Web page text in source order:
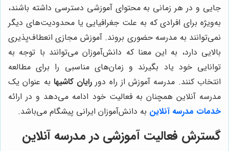
جایی و در هر زمانی به محتوای آموزشی دسترسی داشته باشند،
به‌ویژه برای افرادی که به علت جغرافیایی یا محدودیت‌های دیگر
نمی‌توانند به مدرسه حضوری بروند. آموزش مجازی انعطاف‌پذیری
بالایی دارد، به این معنا که دانش‌آموزان می‌توانند با توجه به
توانایی خود یاد بگیرند و زمان‌های مناسبی را برای مطالعه
انتخاب کنند. مدرسه آموزش از راه دور رایان کاشیها به عنوان یک
مدرسه آنلاین همچنان به فعالیت خود ادامه می‌دهد و در ارائه
خدمات مدرسه آنلاین به دانش‌آموزان ایرانی پیشگام می‌باشد.
گسترش فعالیت آموزشی در مدرسه آنلاین